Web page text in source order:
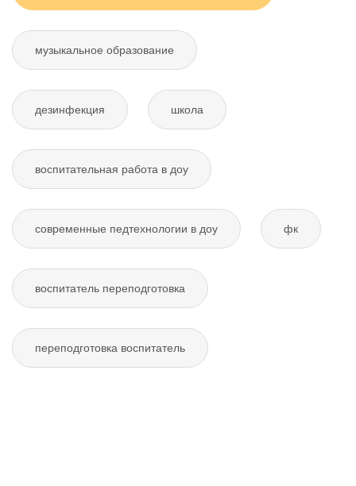
музыкальное образование
дезинфекция школа
воспитательная работа в доу
современные педтехнологии в доу фк
воспитатель переподготовка
переподготовка воспитатель